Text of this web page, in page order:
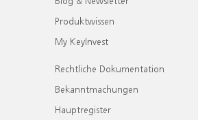
Produktwissen
My KeyInvest
Rechtliche Dokumentation
Bekanntmachungen
Hauptregister